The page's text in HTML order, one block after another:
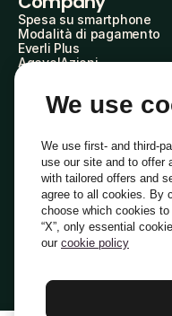
Spesa su smartphone
Modalità di pagamento
Everli Plus
AgevolAzioni
Everli Shoppers
Scopri chi siamo
Domande frequenti
Lavora con noi
Diventa Shopper
Investitori
Privacy
Termini e
We use
We use first- and third-
use our site and to offer
with tailored offers and
agree to all cookies. By
choose which cookies
“X”, only essential
our cookie policy